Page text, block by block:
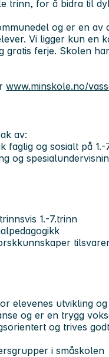
trinn, for å bidra til
og er en av
Vi ligger kun en
gratis ferje. Skolen
www.minskole.no/
av:
faglig og sosialt på 1.-
og
1.-7.trinn
elevenes utvikling
og er en trygg
og trives
i småskolen